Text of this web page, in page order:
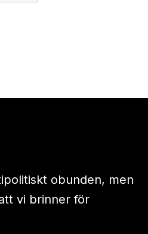
obunden, men
vi brinner för